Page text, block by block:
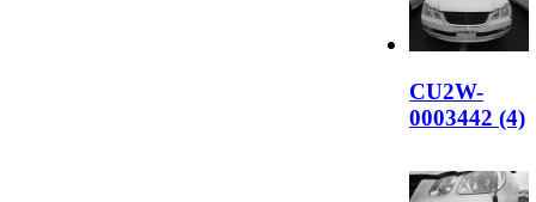
CU2W-
0003442 (4)